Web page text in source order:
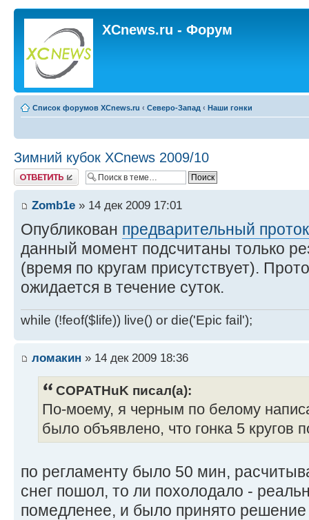
XCnews.ru - Форум
Список форумов XCnews.ru ‹ Северо-Запад ‹ Наши гонки
Зимний кубок XCnews 2009/10
Ответить
Zomb1e » 14 дек 2009 17:01
Опубликован предварительный
данный момент подсчитаны только
(время по кругам присутствует).
ожидается в течение суток.
while (!feof($life)) live() or die('Epic fail');
ломакин » 14 дек 2009 18:36
COPATHuK писал(а):
По-моему, я черным по белому
было объявлено, что гонка 5 кругов
по регламенту было 50 мин,
снег пошол, то ли похолодало -
помедленее, и было принято решение